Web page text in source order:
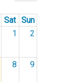
Sat Sun
1 2
8 9